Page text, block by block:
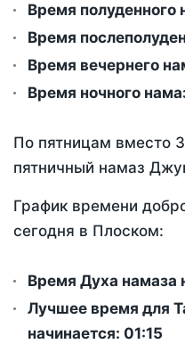
Время полуденного
Время
Время вечернего
Время ночного
По пятницам вместо
пятничный намаз
График времени
сегодня в Плоском:
Время Духа намаза
Лучшее время для
начинается: 01:15